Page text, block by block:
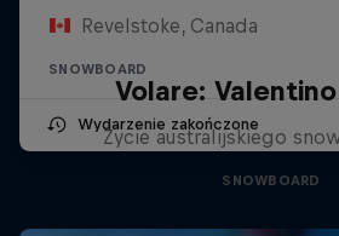
Revelstoke, Canada
SNOWBOARD
Wydarzenie zakończone
Volare:
Życie australijskiego
SNOWBOARD